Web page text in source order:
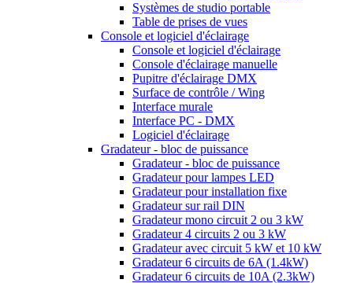
Systèmes de studio portable
Table de prises de vues
Console et logiciel d'éclairage
Console et logiciel d'éclairage
Console d'éclairage manuelle
Pupitre d'éclairage DMX
Surface de contrôle / Wing
Interface murale
Interface PC - DMX
Logiciel d'éclairage
Gradateur - bloc de puissance
Gradateur - bloc de puissance
Gradateur pour lampes LED
Gradateur pour installation fixe
Gradateur sur rail DIN
Gradateur mono circuit 2 ou 3 kW
Gradateur 4 circuits 2 ou 3 kW
Gradateur avec circuit 5 kW et 10 kW
Gradateur 6 circuits de 6A (1.4kW)
Gradateur 6 circuits de 10A (2.3kW)